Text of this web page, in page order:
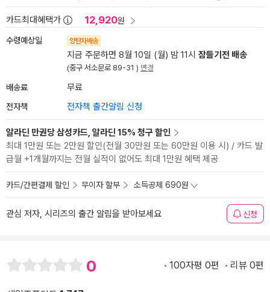
카드최대혜택가 12,920원
수령예상일 양탄자배송
지금 주문하면 8월 10일 (월) 밤 11시 잠들기전 배송
(중구 서소문로 89-31 ) 변경
배송료 무료
전자책 전자책 출간알림 신청
알라딘 만권당 삼성카드, 알라딘 15% 청구 할인
최대 1만원 또는 2만원 할인(전월 30만원 또는 60만원 이용 시) / 카드 발
급월 +1개월까지는 전월 실적이 없어도 최대 1만원 혜택 제공
카드/간편결제 할인 무이자 할부 소득공제 690원
관심 저자, 시리즈의 출간 알림을 받아보세요 신청
0 100자평 0편 리뷰 0편